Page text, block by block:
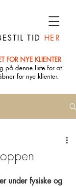
TID HER
FOR NYE KLIENTER
på denne liste for at
for nye klienter.
under fysiske og